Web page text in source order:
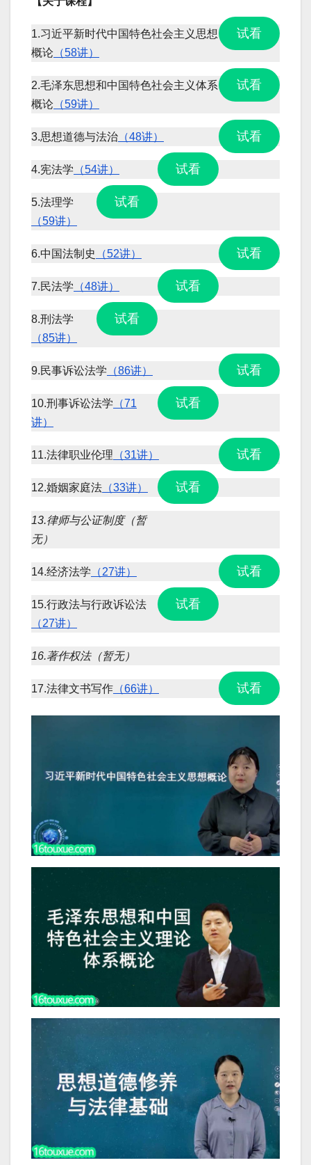
试看
1.习近平新时代中国特色社会主义思想
概论 （58讲）
试看
2.毛泽东思想和中国特色社会主义体系
概论 （59讲）
试看
3.思想道德与法治 （48讲）
试看
4.宪法学 （54讲）
试看
5.法理学
（59讲）
试看
6.中国法制史 （52讲）
试看
7.民法学 （48讲）
试看
8.刑法学
（85讲）
试看
9.民事诉讼法学 （86讲）
试看
10.刑事诉讼法学 （71
讲）
试看
11.法律职业伦理 （31讲）
试看
12.婚姻家庭法 （33讲）
13.律师与公证制度（暂
无）
试看
14.经济法学 （27讲）
试看
15.行政法与行政诉讼法
（27讲）
16.著作权法（暂无）
试看
17.法律文书写作 （66讲）